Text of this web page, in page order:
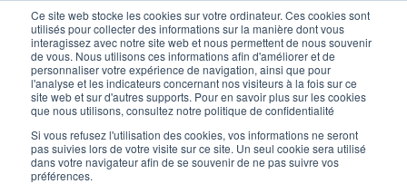
Ce site web stocke les cookies sur votre ordinateur. Ces cookies sont
utilisés pour collecter des informations sur la manière dont vous
interagissez avec notre site web et nous permettent de nous souvenir
de vous. Nous utilisons ces informations afin d'améliorer et de
personnaliser votre expérience de navigation, ainsi que pour
l'analyse et les indicateurs concernant nos visiteurs à la fois sur ce
site web et sur d'autres supports. Pour en savoir plus sur les cookies
que nous utilisons, consultez notre politique de confidentialité
Si vous refusez l'utilisation des cookies, vos informations ne seront
pas suivies lors de votre visite sur ce site. Un seul cookie sera utilisé
dans votre navigateur afin de se souvenir de ne pas suivre vos
préférences.
Devenir élève Devenir Prof
Cours de musique